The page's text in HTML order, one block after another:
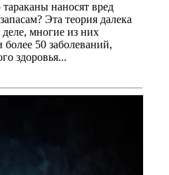
наносят вред
Эта теория далека
многие из них
50 заболеваний,
здоровья...